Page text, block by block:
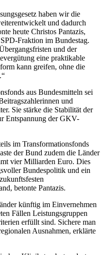
haben wir die
und dadurch
heute Christos Pantazis,
Fraktion im Bundestag.
und der
eine praktikable
kann greifen, ohne die
aus Bundesmitteln sei
und
Sie stärke die Stabilität der
Entspannung der GKV-
im Transformationsfonds
der Bund zudem die Länder
vier Milliarden Euro. Dies
Bundespolitik und ein
betonte Pantazis.
künftig im Einvernehmen
Fällen Leistungsgruppen
erfüllt sind. Sichere man
Ausnahmen, erklärte